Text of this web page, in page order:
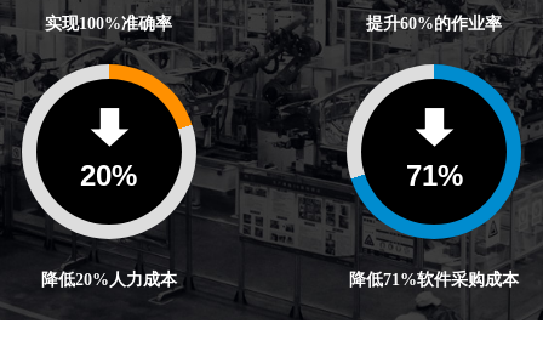
实现100%准确率 提升60%的作业率
20%
降低20%人力成本
71%
降低71%软件采购成本